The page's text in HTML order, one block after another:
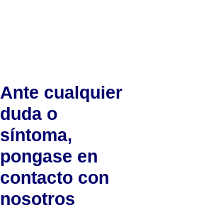
Ante cualquier
duda o
síntoma,
pongase en
contacto con
nosotros